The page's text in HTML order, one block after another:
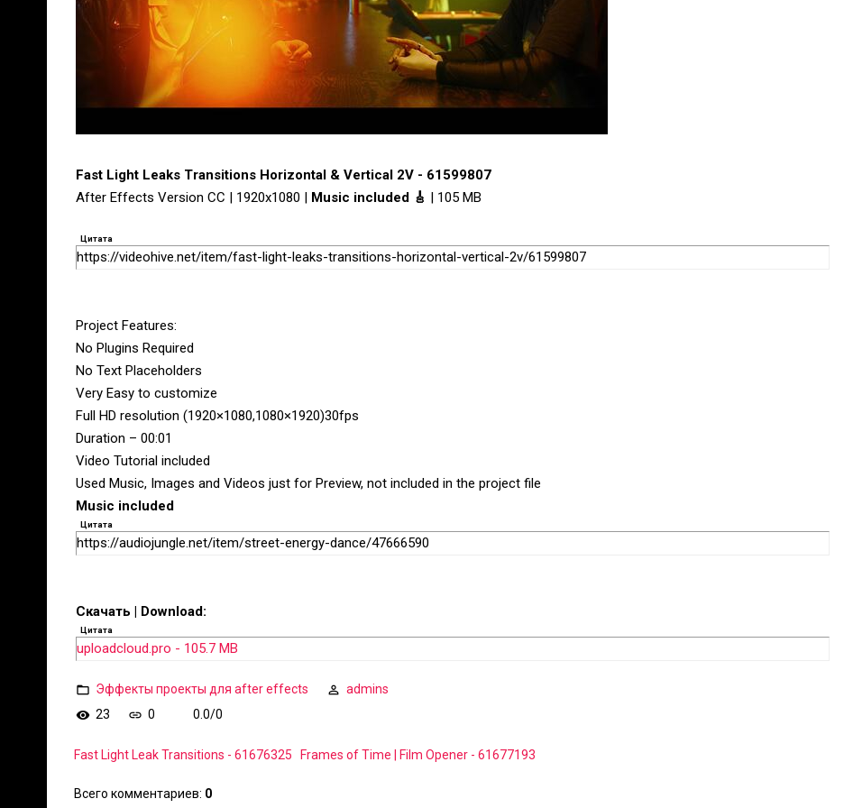
Fast Light Leaks Transitions Horizontal & Vertical 2V - 61599807
After Effects Version CC | 1920x1080 | Music included 🎸 | 105 MB
Цитата
https://videohive.net/item/fast-light-leaks-transitions-horizontal-vertical-2v/61599807
Project Features:
No Plugins Required
No Text Placeholders
Very Easy to customize
Full HD resolution (1920×1080,1080×1920)30fps
Duration – 00:01
Video Tutorial included
Used Music, Images and Videos just for Preview, not included in the project file
Music included
Цитата
https://audiojungle.net/item/street-energy-dance/47666590
Скачать | Download:
Цитата
uploadcloud.pro - 105.7 MB
Эффекты проекты для after effects
admins
23
0 0.0/0
Fast Light Leak Transitions - 61676325 Frames of Time | Film Opener - 61677193
Всего комментариев: 0